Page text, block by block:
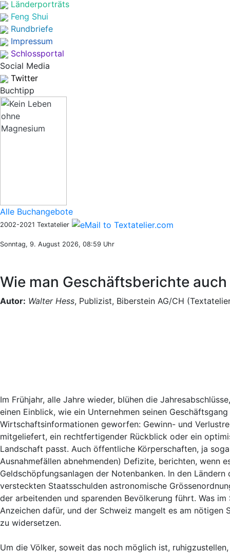
Länderporträts
Feng Shui
Rundbriefe
Impressum
Schlossportal
Social Media
Twitter
Buchtipp
Alle Buchangebote
2002-2021 Textatelier
Sonntag, 9. August 2026, 08:59 Uhr
Wie man Geschäftsberichte
Autor: Walter Hess, Publizist, Biberstein AG/CH
Im Frühjahr, alle Jahre wieder, blühen die
einen Einblick, wie ein Unternehmen seinen
Wirtschaftsinformationen geworfen: Gewinn- und
mitgeliefert, ein rechtfertigender Rückblick oder ein
Landschaft passt. Auch öffentliche Körperschaften, ja
Ausnahmefällen abnehmenden) Defizite, berichten, wenn
Geldschöpfungsanlagen der Notenbanken. In den
versteckten Staatsschulden astronomische
der arbeitenden und sparenden Bevölkerung führt. Was
Anzeichen dafür, und der Schweiz mangelt es am
zu widersetzen.
Um die Völker, soweit das noch möglich ist,